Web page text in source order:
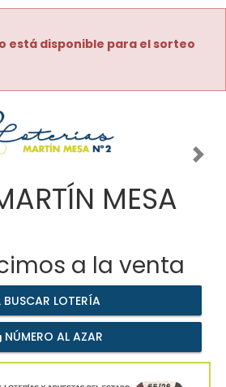
está disponible para el sorteo
MESA
a la venta
BUSCAR LOTERÍA
NÚMERO AL AZAR